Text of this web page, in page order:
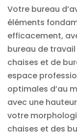
Votre bureau
éléments
efficacement,
bureau de
chaises et de
espace
optimales d’au
avec une
votre
chaises et des